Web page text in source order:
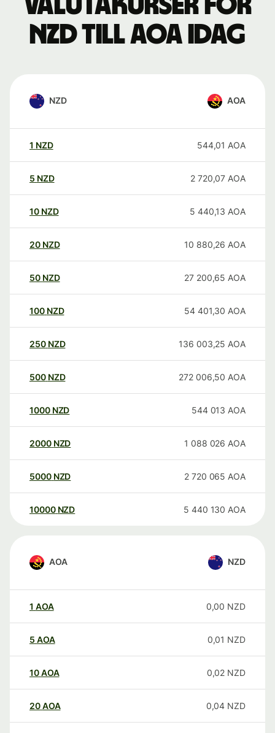
NZD till AOA idag
NZD AOA
1 NZD 544,01 AOA
5 NZD 2 720,07 AOA
10 NZD 5 440,13 AOA
20 NZD 10 880,26 AOA
50 NZD 27 200,65 AOA
100 NZD 54 401,30 AOA
250 NZD 136 003,25 AOA
500 NZD 272 006,50 AOA
1000 NZD 544 013 AOA
2000 NZD 1 088 026 AOA
5000 NZD 2 720 065 AOA
10000 NZD 5 440 130 AOA
AOA NZD
1 AOA 0,00 NZD
5 AOA 0,01 NZD
10AOA 0,02 NZD
20AOA 0,04 NZD